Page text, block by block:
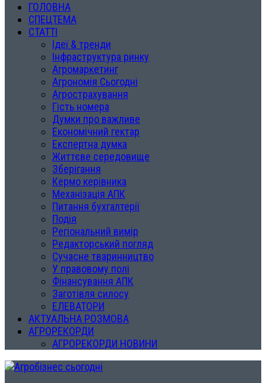
ГОЛОВНА
СПЕЦТЕМА
СТАТТІ
Ідеї & тренди
Інфраструктура ринку
Агромаркетинг
Агрономія Сьогодні
Агрострахування
Гість номера
Думки про важливе
Економічний гектар
Експертна думка
Життєве середовище
Зберігання
Кермо керівника
Механізація АПК
Питання бухгалтерії
Подія
Регіональний вимір
Редакторський погляд
Сучасне тваринництво
У правовому полі
Фінансування АПК
Заготівля силосу
ЕЛЕВАТОРИ
АКТУАЛЬНА РОЗМОВА
АГРОРЕКОРДИ
АГРОРЕКОРДИ НОВИНИ